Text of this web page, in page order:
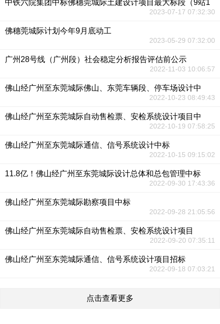
中铁六院集团中标佛穗莞城际土建设计项目最大标段（9站1
2023-07-17 07:32:30
佛穗莞城际计划今年9月底动工
2023-05-29 07:32:00
广州28号线（广州段）社会稳定分析报告评估前公示
2022-11-03 10:06:57
佛山经广州至东莞城际佛山、东莞车辆段、停车场设计中
2022-10-23 08:49:43
佛山经广州至东莞城际自动售检票、安检系统设计项目中
2022-10-19 07:58:25
佛山经广州至东莞城际通信、信号系统设计中标
2022-10-15 09:15:02
11.8亿！佛山经广州至东莞城际设计总体和总包管理中标
2022-09-30 17:43:36
佛山经广州至东莞城际勘察项目中标
2022-09-28 21:05:56
佛山经广州至东莞城际自动售检票、安检系统设计项目
2022-09-20 07:35:11
佛山经广州至东莞城际通信、信号系统设计项目招标
2022-09-18 07:03:21
点击查看更多